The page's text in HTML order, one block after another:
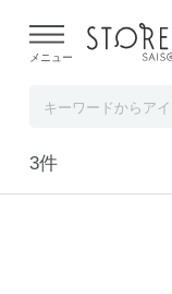
よる配送遅延が発生
メニュー
在庫なしも表
3件